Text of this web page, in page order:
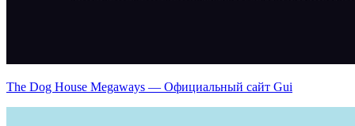
The Dog House Megaways — Официальный сайт Gui